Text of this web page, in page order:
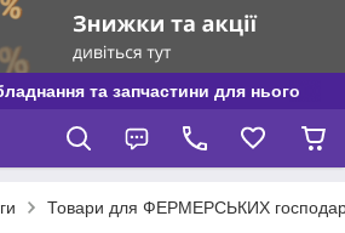
та запчастини для нього
Товари для ФЕРМЕРСЬКИХ